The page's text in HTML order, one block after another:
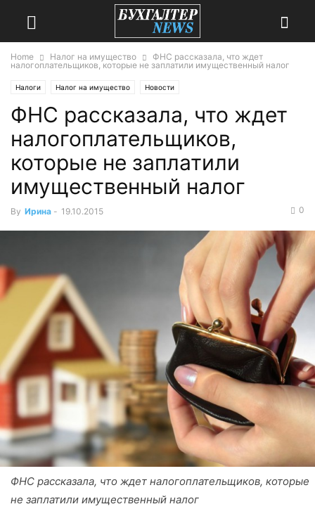
Home Налог на имущество
ФНС рассказала, что ждет
налогоплательщиков, которые не заплатили имущественный налог
Налоги Налог на имущество Новости
ФНС рассказала, что ждет
налогоплательщиков,
которые не заплатили
имущественный налог
By Ирина - 19.10.2015 0
ФНС рассказала, что ждет налогоплательщиков, которые
не заплатили имущественный налог